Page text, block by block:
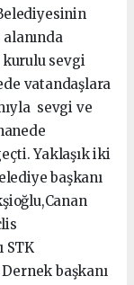
kurulu sevgi
vatandaşlara
sevgi ve
Yaklaşık iki
başkanı
STK
başkanı